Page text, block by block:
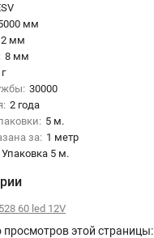
мм
2 мм
8 мм
30000
2 года
5 м.
за: 1 метр
Упаковка 5 м.
60 led 12V
просмотров этой страницы: